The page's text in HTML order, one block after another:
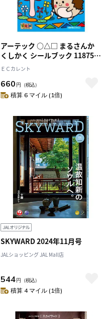
アーテック ○△□ まるさんか
くしかく シールブック 11875
[おもちゃ][子ども][知育][室内]
ＥＣカレント
660 円 （税込）
積算 6 マイル (1倍)
SKYWARD 2024年11月号
JALショッピング JAL Mall店
544円 （税込）
積算 4 マイル (1倍)